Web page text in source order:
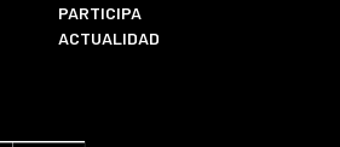
PARTICIPA
ACTUALIDAD